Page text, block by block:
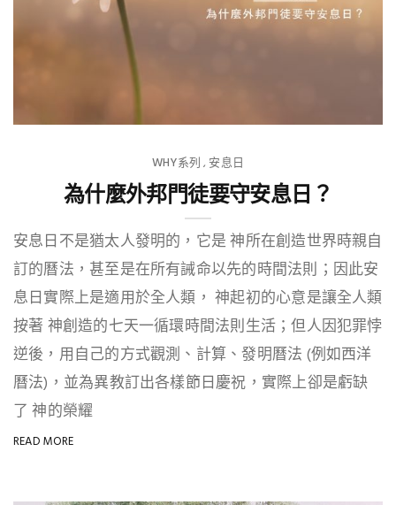
WHY系列 , 安息日
為什麼外邦門徒要守安息日？
安息日不是猶太人發明的，它是 神所在創造世界時親自
訂的曆法，甚至是在所有誡命以先的時間法則；因此安
息日實際上是適用於全人類， 神起初的心意是讓全人類
按著 神創造的七天一循環時間法則生活；但人因犯罪悖
逆後，用自己的方式觀測、計算、發明曆法 (例如西洋
曆法)，並為異教訂出各樣節日慶祝，實際上卻是虧缺
了 神的榮耀
READ MORE